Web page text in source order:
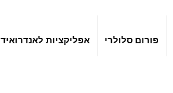
אפליקציות לאנדרואיד פורום סלולרי